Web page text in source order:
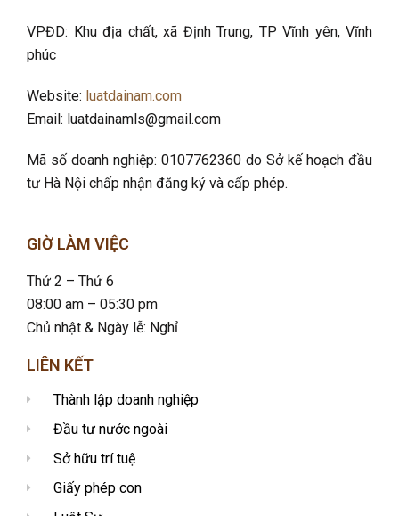
VPĐD: Khu địa chất, xã Định Trung, TP Vĩnh yên, Vĩnh
phúc
Website: luatdainam.com
Email: luatdainamls@gmail.com
Mã số doanh nghiệp: 0107762360 do Sở kế hoạch đầu
tư Hà Nội chấp nhận đăng ký và cấp phép.
GIỜ LÀM VIỆC
Thứ 2 – Thứ 6
08:00 am – 05:30 pm
Chủ nhật & Ngày lễ: Nghỉ
LIÊN KẾT
Thành lập doanh nghiệp
Đầu tư nước ngoài
Sở hữu trí tuệ
Giấy phép con